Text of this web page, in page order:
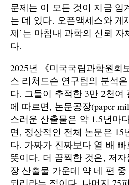
문제는 이 모든 것이 지금 임
는 데 있다. 오픈액세스와 게
제’는 마침내 과학의 신뢰 자
다.
2025년 《미국국립과학원회
스 리처드슨 연구팀의 분석
다. 그들이 추적한 3만 2천여
에 따르면, 논문공장(paper
스러운 산출물은 약 1.5년마
면, 정상적인 전체 논문은 15
다. 가짜가 진짜보다 열 배
뜻이다. 더 끔찍한 것은, 저
장 산출물 가운데 약 네 편